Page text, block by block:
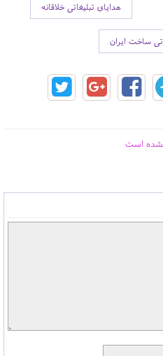
هدایای تبلیغاتی خلاقانه
ساخت ایران
نشده است